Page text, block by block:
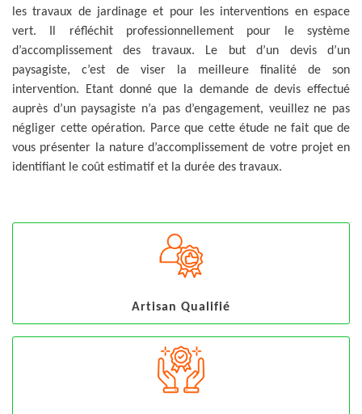
les travaux de jardinage et pour les interventions en espace
vert. Il réfléchit professionnellement pour le système
d’accomplissement des travaux. Le but d’un devis d’un
paysagiste, c’est de viser la meilleure finalité de son
intervention. Etant donné que la demande de devis effectué
auprès d’un paysagiste n’a pas d’engagement, veuillez ne pas
négliger cette opération. Parce que cette étude ne fait que de
vous présenter la nature d’accomplissement de votre projet en
identifiant le coût estimatif et la durée des travaux.
Artisan Qualifié